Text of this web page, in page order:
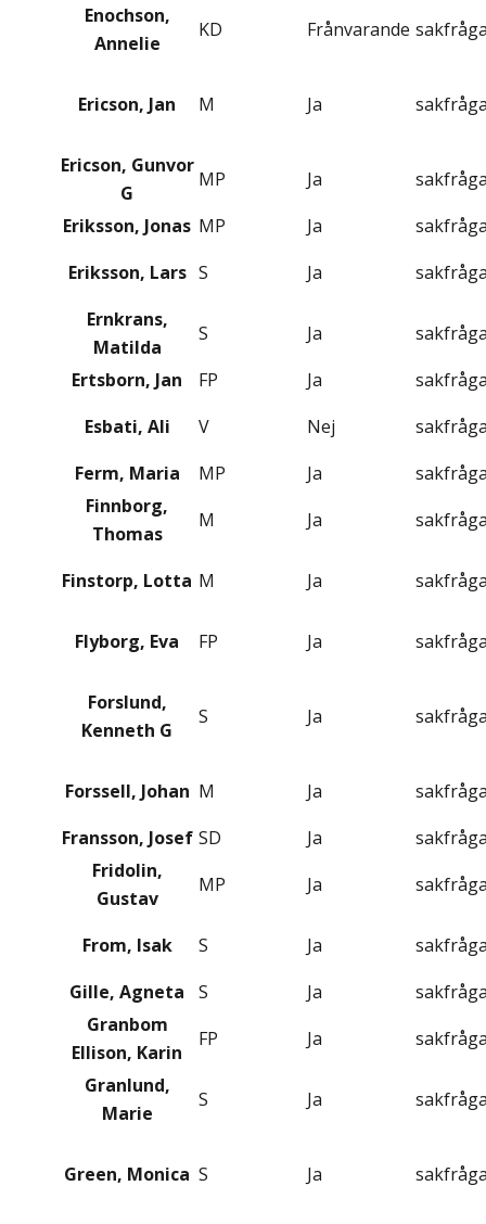
Enochson,
Annelie
KD Frånvarande
Ericson, Jan M Ja
Ericson, Gunvor
G
MP Ja
Eriksson, Jonas MP Ja
Eriksson, Lars S Ja
Ernkrans,
Matilda
S Ja
Ertsborn, Jan
FP Ja
Esbati, Ali
V Nej
Ferm, Maria
MP Ja
Finnborg,
Thomas
M Ja
Finstorp, Lotta M Ja
Flyborg, Eva FP Ja
Forslund,
Kenneth G
S Ja
Forssell, Johan M Ja
Fransson, Josef SD Ja
Fridolin,
Gustav
MP Ja
From, Isak S Ja
Gille, Agneta
S Ja
Granbom
Ellison, Karin
FP Ja
Granlund,
Marie
S Ja
Green, Monica S Ja